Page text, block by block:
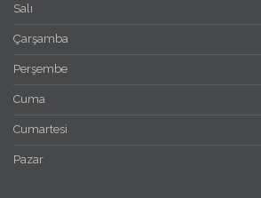
Salı
Çarşamba
Perşembe
Cuma
Cumartesi
Pazar